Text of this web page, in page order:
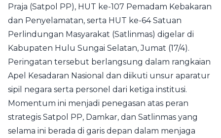
Praja (Satpol PP), HUT ke-107 Pemadam Kebakaran
dan Penyelamatan, serta HUT ke-64 Satuan
Perlindungan Masyarakat (Satlinmas) digelar di
Kabupaten Hulu Sungai Selatan, Jumat (17/4).
Peringatan tersebut berlangsung dalam rangkaian
Apel Kesadaran Nasional dan diikuti unsur aparatur
sipil negara serta personel dari ketiga institusi.
Momentum ini menjadi penegasan atas peran
strategis Satpol PP, Damkar, dan Satlinmas yang
selama ini berada di garis depan dalam menjaga